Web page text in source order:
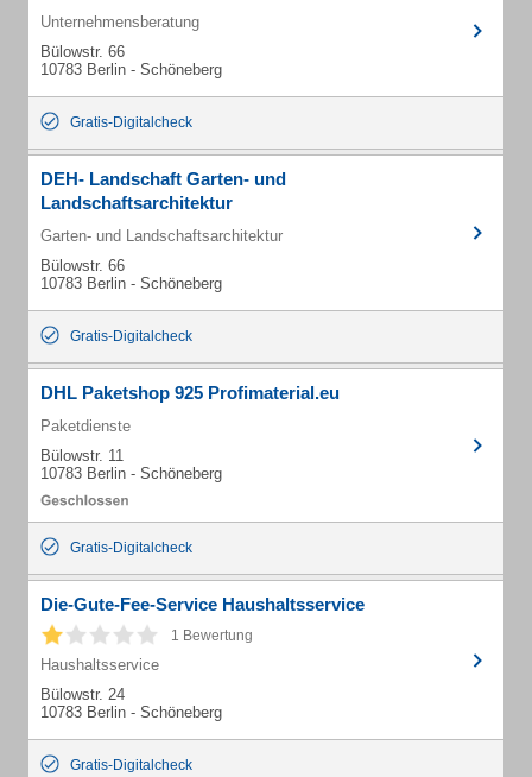
Unternehmensberatung
Bülowstr. 66
10783 Berlin - Schöneberg
Gratis-Digitalcheck
DEH- Landschaft Garten- und
Landschaftsarchitektur
Garten- und Landschaftsarchitektur
Bülowstr. 66
10783 Berlin - Schöneberg
Gratis-Digitalcheck
DHL Paketshop 925 Profimaterial.eu
Paketdienste
Bülowstr. 11
10783 Berlin - Schöneberg
Gratis-Digitalcheck
Die-Gute-Fee-Service Haushaltsservice
1 Bewertung
Haushaltsservice
Bülowstr. 24
10783 Berlin - Schöneberg
Gratis-Digitalcheck